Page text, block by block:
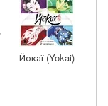
Йокаї (Yokai)